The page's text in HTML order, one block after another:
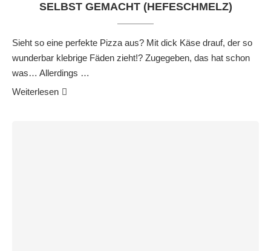
SELBST GEMACHT (HEFESCHMELZ)
Sieht so eine perfekte Pizza aus? Mit dick Käse drauf, der so
wunderbar klebrige Fäden zieht!? Zugegeben, das hat schon
was… Allerdings …
Weiterlesen